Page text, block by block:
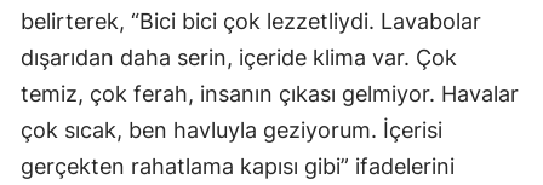
belirterek, “Bici bici çok lezzetliydi. Lavabolar
dışarıdan daha serin, içeride klima var. Çok
temiz, çok ferah, insanın çıkası gelmiyor. Havalar
çok sıcak, ben havluyla geziyorum. İçerisi
gerçekten rahatlama kapısı gibi” ifadelerini